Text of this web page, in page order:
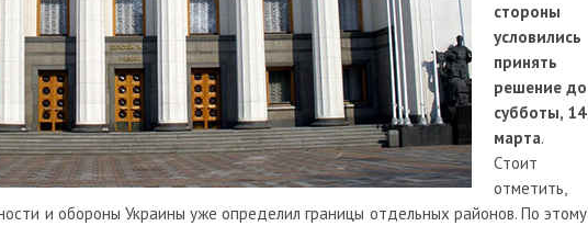
стороны
условились
принять
решение до
субботы, 14
марта.
Стоит
отметить,
и обороны Украины уже определил границы отдельных районов. По этому